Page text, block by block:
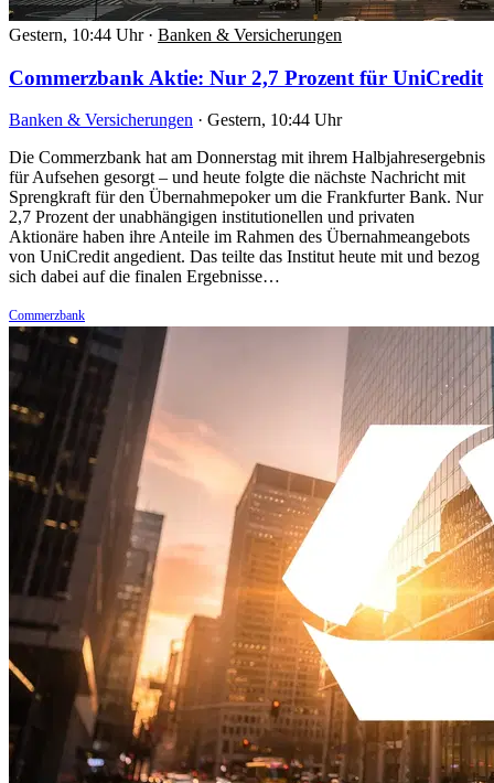
Gestern, 10:44 Uhr · Banken & Versicherungen
Commerzbank Aktie: Nur 2,7 Prozent für UniCredit
Banken & Versicherungen · Gestern, 10:44 Uhr
Die Commerzbank hat am Donnerstag mit ihrem Halbjahresergebnis
für Aufsehen gesorgt – und heute folgte die nächste Nachricht mit
Sprengkraft für den Übernahmepoker um die Frankfurter Bank. Nur
2,7 Prozent der unabhängigen institutionellen und privaten
Aktionäre haben ihre Anteile im Rahmen des Übernahmeangebots
von UniCredit angedient. Das teilte das Institut heute mit und bezog
sich dabei auf die finalen Ergebnisse…
Commerzbank